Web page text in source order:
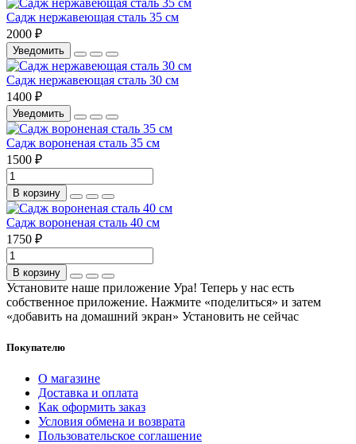
Садж нержавеющая сталь 35 см
2000 ₽
Уведомить
Садж нержавеющая сталь 30 см
1400 ₽
Уведомить
Садж вороненая сталь 35 см
1500 ₽
В корзину
Садж вороненая сталь 40 см
1750 ₽
В корзину
Установите наше приложение Ура! Теперь у нас есть
собственное приложение. Нажмите «поделиться» и затем
«добавить на домашний экран» Установить не сейчас
Покупателю
О магазине
Доставка и оплата
Как оформить заказ
Условия обмена и возврата
Пользовательское соглашение